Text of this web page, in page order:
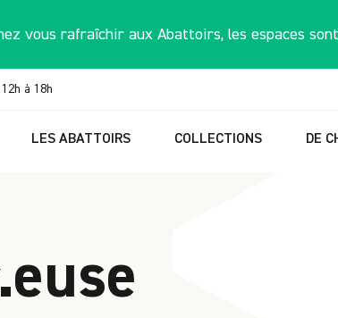
vous rafraîchir aux Abattoirs, les espaces
à 18h
LES ABATTOIRS COLLECTIONS DE